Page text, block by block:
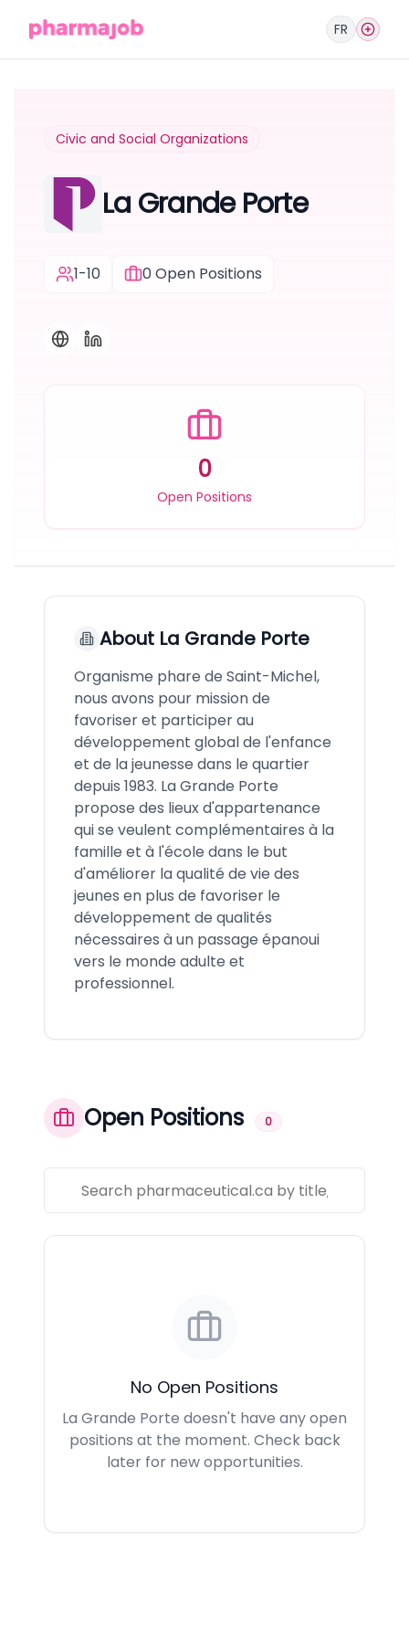
FR
Civic and Social Organizations
La Grande Porte
1-10 0Open Positions
0
Open Positions
About La Grande Porte
Organisme phare de Saint-Michel,
nous avons pour mission de
favoriser et participer au
développement global de l'enfance
et de la jeunesse dans le quartier
depuis 1983. La Grande Porte
propose des lieux d'appartenance
qui se veulent complémentaires à la
famille et à l'école dans le but
d'améliorer la qualité de vie des
jeunes en plus de favoriser le
développement de qualités
nécessaires à un passage épanoui
vers le monde adulte et
professionnel.
Open Positions 0
No Open Positions
La Grande Porte doesn't have any open
positions at the moment. Check back
later for new opportunities.